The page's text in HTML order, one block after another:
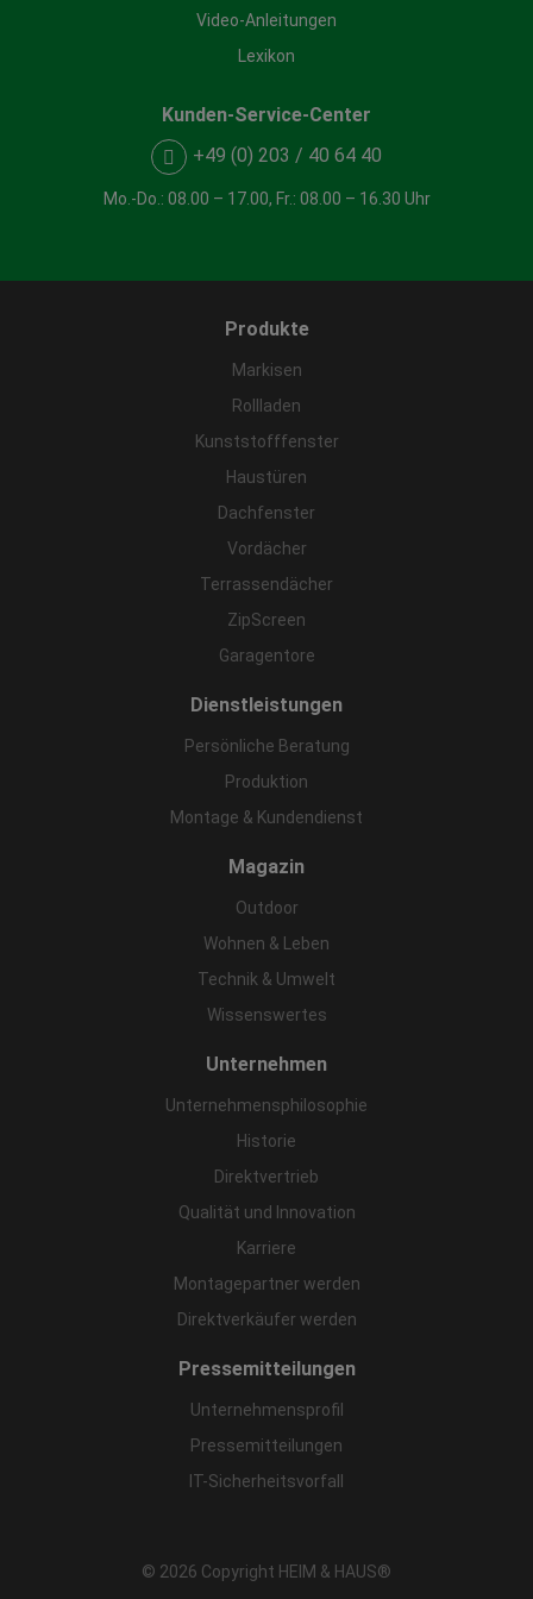
Video-Anleitungen
Lexikon
Kunden-Service-Center
+49 (0) 203 / 40 64 40
Mo.-Do.: 08.00 – 17.00, Fr.: 08.00 – 16.30 Uhr
Produkte
Markisen
Rollladen
Kunststofffenster
Haustüren
Dachfenster
Vordächer
Terrassendächer
ZipScreen
Garagentore
Dienstleistungen
Persönliche Beratung
Produktion
Montage & Kundendienst
Magazin
Outdoor
Wohnen & Leben
Technik & Umwelt
Wissenswertes
Unternehmen
Unternehmensphilosophie
Historie
Direktvertrieb
Qualität und Innovation
Karriere
Montagepartner werden
Direktverkäufer werden
Pressemitteilungen
Unternehmensprofil
Pressemitteilungen
IT-Sicherheitsvorfall
© 2026 Copyright HEIM & HAUS®